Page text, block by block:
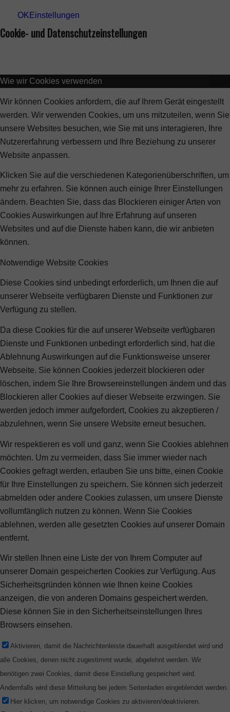
OK Einstellungen
Cookie- und Datenschutzeinstellungen
Wie wir Cookies verwenden
Wir können Cookies anfordern, die auf Ihrem Gerät eingestellt
werden. Wir verwenden Cookies, um uns mitzuteilen, wenn Sie
unsere Websites besuchen, wie Sie mit uns interagieren, Ihre
Nutzererfahrung verbessern und Ihre Beziehung zu unserer
Website anpassen.
Klicken Sie auf die verschiedenen Kategorienüberschriften, um
mehr zu erfahren. Sie können auch einige Ihrer Einstellungen
ändern. Beachten Sie, dass das Blockieren einiger Arten von
Cookies Auswirkungen auf Ihre Erfahrung auf unseren
Websites und auf die Dienste haben kann, die wir anbieten
können.
Notwendige Website Cookies
Diese Cookies sind unbedingt erforderlich, um Ihnen die auf
unserer Webseite verfügbaren Dienste und Funktionen zur
Verfügung zu stellen.
Da diese Cookies für die auf unserer Webseite verfügbaren
Dienste und Funktionen unbedingt erforderlich sind, hat die
Ablehnung Auswirkungen auf die Funktionsweise unserer
Webseite. Sie können Cookies jederzeit blockieren oder
löschen, indem Sie Ihre Browsereinstellungen ändern und das
Blockieren aller Cookies auf dieser Webseite erzwingen. Sie
werden jedoch immer aufgefordert, Cookies zu akzeptieren /
abzulehnen, wenn Sie unsere Website erneut besuchen.
Wir respektieren es voll und ganz, wenn Sie Cookies ablehnen
möchten. Um zu vermeiden, dass Sie immer wieder nach
Cookies gefragt werden, erlauben Sie uns bitte, einen Cookie
für Ihre Einstellungen zu speichern. Sie können sich jederzeit
abmelden oder andere Cookies zulassen, um unsere Dienste
vollumfänglich nutzen zu können. Wenn Sie Cookies
ablehnen, werden alle gesetzten Cookies auf unserer Domain
entfernt.
Wir stellen Ihnen eine Liste der von Ihrem Computer auf
unserer Domain gespeicherten Cookies zur Verfügung. Aus
Sicherheitsgründen können wie Ihnen keine Cookies
anzeigen, die von anderen Domains gespeichert werden.
Diese können Sie in den Sicherheitseinstellungen Ihres
Browsers einsehen.
Aktivieren, damit die Nachrichtenleiste dauerhaft ausgeblendet wird und
alle Cookies, denen nicht zugestimmt wurde, abgelehnt werden. Wir
benötigen zwei Cookies, damit diese Einstellung gespeichert wird.
Andernfalls wird diese Mitteilung bei jedem Seitenladen eingeblendet werden.
Hier klicken, um notwendige Cookies zu aktivieren/deaktivieren.